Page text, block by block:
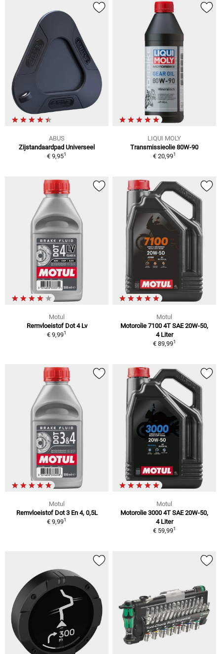
ABUS
Zijstandaardpad Universeel
€ 9,951
LIQUI MOLY
Transmissieolie 80W-90
€ 20,991
Motul
Remvloeistof Dot 4 Lv
€ 9,991
Motul
Motorolie 7100 4T SAE 20W-50,
4 Liter
€ 89,991
Motul
Remvloeistof Dot 3 En 4, 0,5L
€ 9,991
Motul
Motorolie 3000 4T SAE 20W-50,
4 Liter
€ 59,991